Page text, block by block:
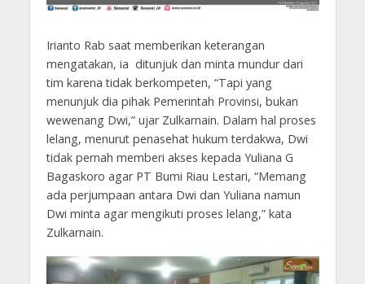
Irianto Rab saat memberikan keterangan
mengatakan, ia ditunjuk dan minta mundur dari
tim karena tidak berkompeten, “Tapi yang
menunjuk dia pihak Pemerintah Provinsi, bukan
wewenang Dwi,” ujar Zulkarnain. Dalam hal proses
lelang, menurut penasehat hukum terdakwa, Dwi
tidak pernah memberi akses kepada Yuliana G
Bagaskoro agar PT Bumi Riau Lestari, “Memang
ada perjumpaan antara Dwi dan Yuliana namun
Dwi minta agar mengikuti proses lelang,” kata
Zulkarnain.